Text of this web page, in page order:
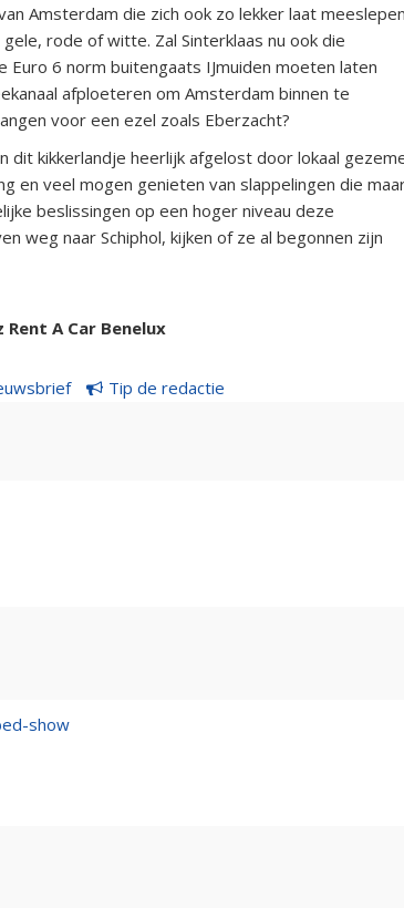
Amsterdam die zich ook zo lekker laat meeslepen
rode of witte. Zal Sinterklaas nu ook die
6 norm buitengaats IJmuiden moeten laten
afploeteren om Amsterdam binnen te
voor een ezel zoals Eberzacht?
dit kikkerlandje heerlijk afgelost door lokaal
en veel mogen genieten van slappelingen die
beslissingen op een hoger niveau deze
weg naar Schiphol, kijken of ze al begonnen zijn
A Car Benelux
Tip de redactie
show